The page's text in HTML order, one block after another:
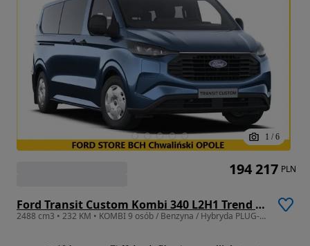
1 / 6
Ford Transit Custom Kombi 340 L2H1 Trend CVT M1
2488 cm3 • 232 KM • KOMBI 9 osób / Benzyna / Hybryda PLUG-IN / Długość L2
194 217 PLN